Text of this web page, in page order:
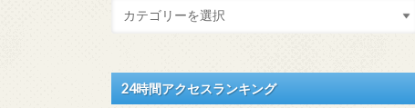
24時間アクセスランキング